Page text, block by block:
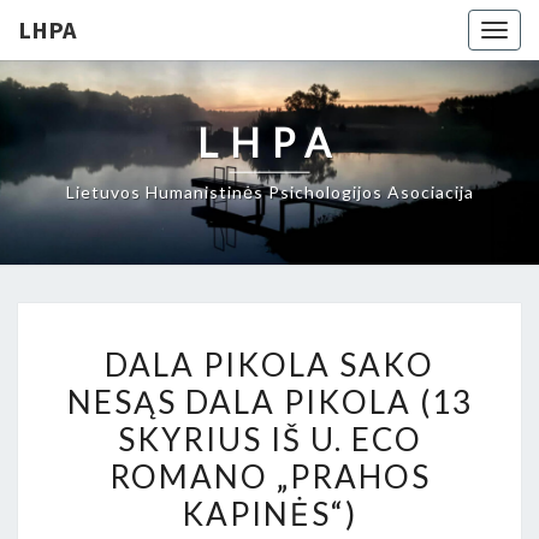
LHPA
LHPA
Lietuvos Humanistinės Psichologijos Asociacija
PIKOLA
SAKO
NESĄS
DALA
PIKOLA
(13
DALA PIKOLA SAKO
NESĄS DALA PIKOLA (13
SKYRIUS IŠ U. ECO
ROMANO „PRAHOS
KAPINĖS“)